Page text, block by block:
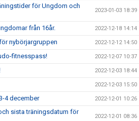
för Ungdom och
2023-01-03 18:39
från 16år. 2022-12-18 14:14
nybörjargruppen 2022-12-12 14:50
fitnesspass! 2022-12-07 10:37
2022-12-03 18:44
2022-12-03 15:50
4 december 2022-12-01 10:26
sista träningsdatum för
2022-12-01 08:36